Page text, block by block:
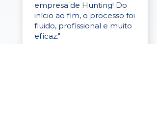
empresa de Hunting! Do
início ao fim, o processo foi
fluido, profissional e muito
eficaz."